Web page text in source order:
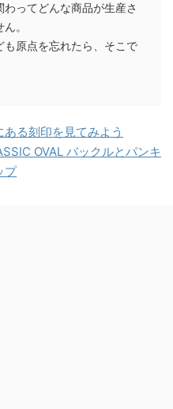
ってどんな商品が生産さ
。
も原点を忘れたら、そこで
る刻印を見てみよう
OVAL バックルとパンキ
プ